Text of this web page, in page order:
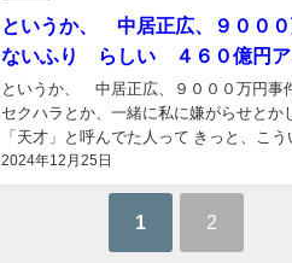
というか、 中居正広、９００
ないふり らしい ４６０億円ア
2024年12月25日
というか、 中居正広、９０００万円事件
セクハラとか、一緒に私に嫌がらせと
「天才」と呼んでた人って きっと、こういう事なんでしょ
1 2